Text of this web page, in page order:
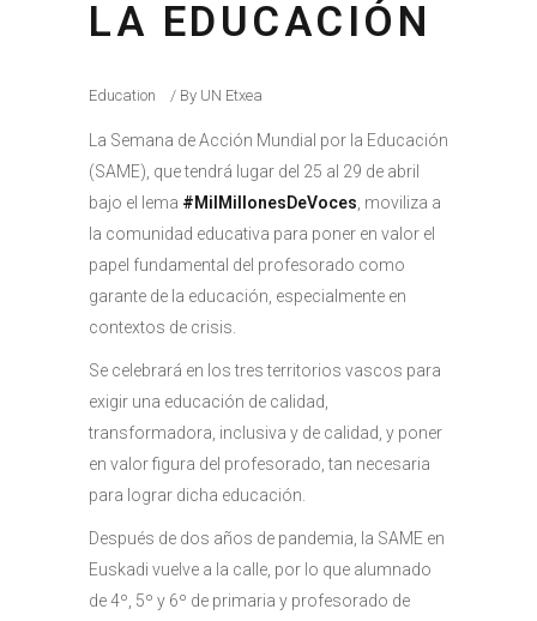
LA EDUCACIÓN
Education By UN Etxea
La Semana de Acción Mundial por la Educación
(SAME), que tendrá lugar del 25 al 29 de abril
bajo el lema #MilMillonesDeVoces, moviliza a
la comunidad educativa para poner en valor el
papel fundamental del profesorado como
garante de la educación, especialmente en
contextos de crisis.
Se celebrará en los tres territorios vascos para
exigir una educación de calidad,
transformadora, inclusiva y de calidad, y poner
en valor figura del profesorado, tan necesaria
para lograr dicha educación.
Después de dos años de pandemia, la SAME en
Euskadi vuelve a la calle, por lo que alumnado
de 4º, 5º y 6º de primaria y profesorado de